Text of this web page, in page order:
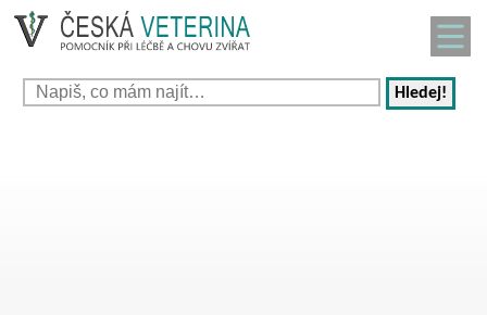
Hledej!